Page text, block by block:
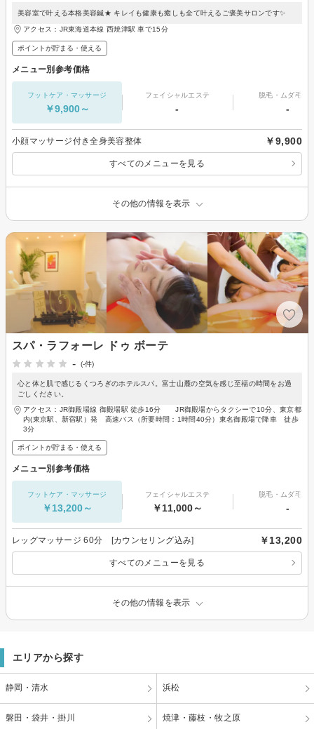
美容室で叶える本格美容鍼★ キレイも健康も癒しも全て叶えるご褒美サロンです✨
アクセス：JR東海道本線 西焼津駅 車で15分
ポイントが貯まる・使える
メニュー別参考価格
フットケア・マッサージ
￥9,900～
フェイシャルエステ
-
脱毛・ムダ毛処
-
小顔マッサージ付き全身美容整体 ￥9,900
すべてのメニューを見る
その他の情報を表示
スパ・ラフォーレ ドゥ ボーテ
-
(-件)
心と体と肌で感じるくつろぎのホテルスパ。富士山麓の空気を感じ至福の時間をお過
ごしください。
アクセス：JR御殿場線 御殿場駅 徒歩16分 JR御殿場からタクシーで10分、東京都
内(東京駅、新宿駅）発 高速バス（所要時間：1時間40分）東名御殿場で降車 徒歩
3分
ポイントが貯まる・使える
メニュー別参考価格
フットケア・マッサージ
￥13,200～
フェイシャルエステ
￥11,000～
脱毛・ムダ毛処
-
レッグマッサージ 60分 [カウンセリング込み] ￥13,200
すべてのメニューを見る
その他の情報を表示
エリアから探す
静岡・清水 浜松
磐田・袋井・掛川 焼津・藤枝・牧之原